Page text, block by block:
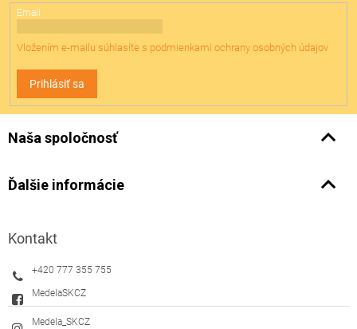
Email
Vložením e-mailu súhlasíte s podmienkami ochrany osobných údajov
Prihlásiť sa
Naša spoločnosť
Ďalšie informácie
Kontakt
+420 777 355 755
MedelaSKCZ
Medela_SKCZ